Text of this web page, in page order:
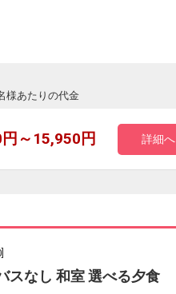
様あたりの代金
～15,950円 詳細へ
なし 和室 選べる夕食